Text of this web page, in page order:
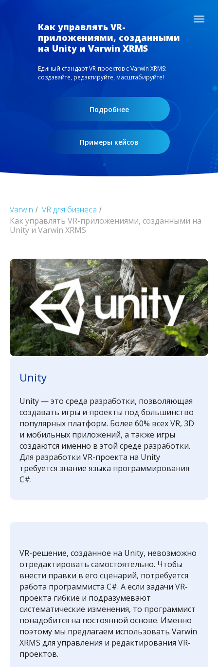
Как управлять VR-
приложениями, созданными
на Unity и Varwin XRMS
Единый стандарт VR-проектов с Varwin XRMS:
создавайте, редактируйте, масштабируйте!
Подробнее
Примеры кейсов
Varwin / VR для бизнеса /
Как управлять VR-приложениями, созданными на
Unity и Varwin XRMS
Unity
Unity — это среда разработки, позволяющая
создавать игры и проекты под большинство
популярных платформ. Более 60% всех VR, 3D
и мобильных приложений, а также игры
создаются именно в этой среде разработки.
Для разработки VR-проекта на Unity
требуется знание языка программирования
C#.
VR-решение, созданное на Unity, невозможно
отредактировать самостоятельно. Чтобы
внести правки в его сценарий, потребуется
работа программиста C#. А если задачи VR-
проекта гибкие и подразумевают
систематические изменения, то программист
понадобится на постоянной основе. Именно
поэтому мы предлагаем использовать Varwin
XRMS для управления и редактирования VR-
проектов.